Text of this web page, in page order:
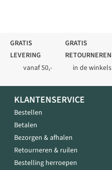
GRATIS
LEVERING
vanaf 50,-
GRATIS
RETOURNEREN
in de winkels
KLANTENSERVICE
Bestellen
Betalen
Bezorgen & afhalen
Retourneren & ruilen
Bestelling herroepen